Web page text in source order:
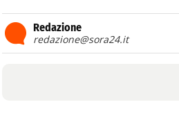
Redazione
redazione@sora24.it